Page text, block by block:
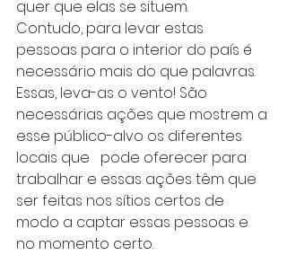
quer que elas se situem.
Contudo, para levar estas
pessoas para o interior do país é
necessário mais do que palavras.
Essas, leva-as o vento! São
necessárias ações que mostrem a
esse público-alvo os diferentes
locais que   pode oferecer para
trabalhar e essas ações têm que
ser feitas nos sítios certos de
modo a captar essas pessoas e
no momento certo.